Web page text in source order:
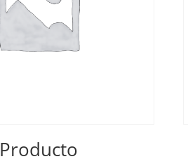
Producto